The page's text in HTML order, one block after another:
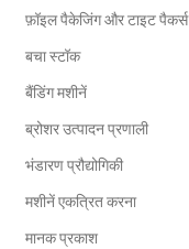
फ़ॉइल पैकेजिंग और टाइट पैकर्स
बचा स्टॉक
बैंडिंग मशीनें
ब्रोशर उत्पादन प्रणाली
भंडारण प्रौद्योगिकी
मशीनें एकत्रित करना
मानक प्रकाश